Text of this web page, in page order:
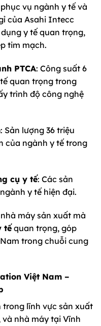
vụ ngành y tế và
của Asahi Intecc
y tế quan trọng,
tim mạch.
PTCA: Công suất 6
quan trọng trong
trình độ công nghệ
: Sản lượng 36 triệu
của ngành y tế trong
cụ y tế: Các sản
y tế hiện đại.
máy sản xuất mà
tếquan trọng, góp
trong chuỗi cung
Việt Nam –
lĩnh vực sản xuất
nhà máy tại Vĩnh